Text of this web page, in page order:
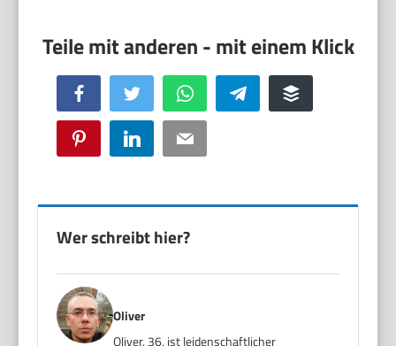
Facebook Twitter WhatsApp Telegram Buffer
Pinterest LinkedIn Email
Wer schreibt hier?
Oliver
Oliver, 36, ist leidenschaftlicher